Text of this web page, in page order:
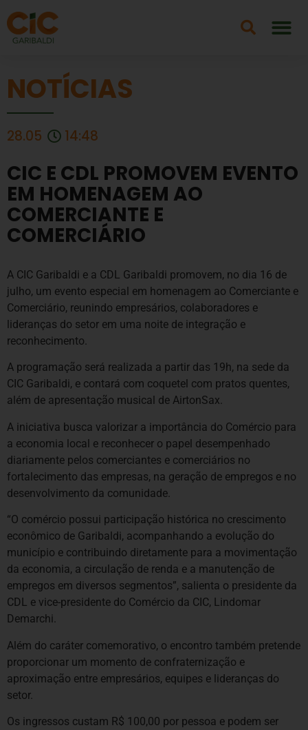
NOTÍCIAS
28.05 14:48
CIC E CDL PROMOVEM EVENTO
EM HOMENAGEM AO
COMERCIANTE E
COMERCIÁRIO
A CIC Garibaldi e a CDL Garibaldi promovem, no dia 16 de
julho, um evento especial em homenagem ao Comerciante e
Comerciário, reunindo empresários, colaboradores e
lideranças do setor em uma noite de integração e
reconhecimento.
A programação será realizada a partir das 19h, na sede da
CIC Garibaldi, e contará com coquetel com pratos quentes,
além de apresentação musical de AirtonSax.
A iniciativa busca valorizar a importância do Comércio para
a economia local e reconhecer o papel desempenhado
diariamente pelos comerciantes e comerciários no
fortalecimento das empresas, na geração de empregos e no
desenvolvimento da comunidade.
“O comércio possui participação histórica no crescimento
econômico de Garibaldi, acompanhando a evolução do
município e contribuindo diretamente para a movimentação
da economia, a circulação de renda e a manutenção de
empregos em diversos segmentos”, salienta o presidente da
CDL e vice-presidente do Comércio da CIC, Lindomar
Demarchi.
Além do caráter comemorativo, o encontro também pretende
proporcionar um momento de confraternização e
aproximação entre empresários, equipes e lideranças do
setor.
Os ingressos custam R$ 100,00 por pessoa e podem ser